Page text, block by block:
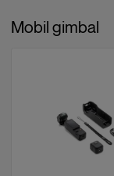
Mobil gimbal